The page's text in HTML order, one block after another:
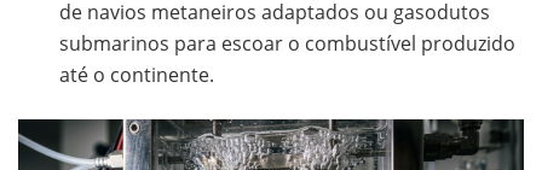
de navios metaneiros adaptados ou gasodutos
submarinos para escoar o combustível produzido
até o continente.